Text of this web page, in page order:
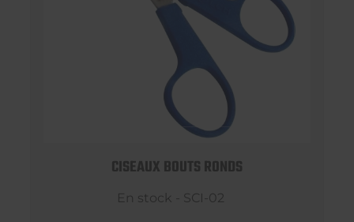
CISEAUX BOUTS RONDS
En stock - SCI-02